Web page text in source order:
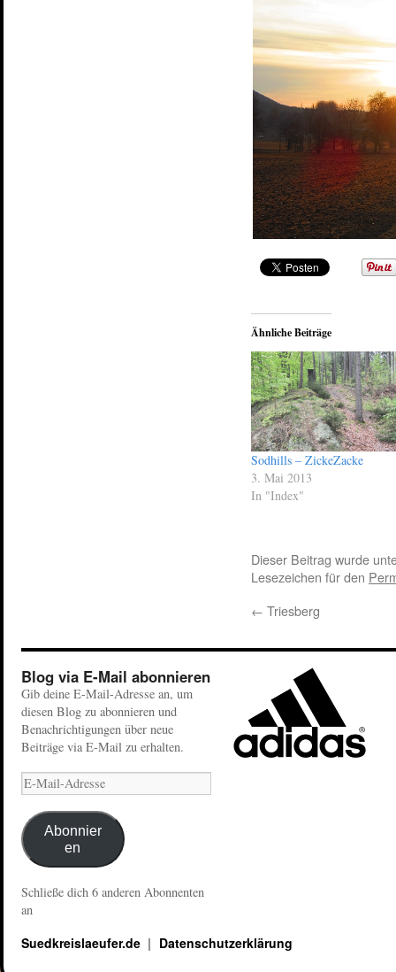
Ähnliche Beiträge
Sodhills – ZickeZacke
3. Mai 2013
In "Index"
Dieser Beitrag wurde
Lesezeichen für den
← Triesberg
Blog via E-Mail abonnieren
Gib deine E-Mail-Adresse an, um
diesen Blog zu abonnieren und
Benachrichtigungen über neue
Beiträge via E-Mail zu erhalten.
Abonnier
en
Schließe dich 6 anderen Abonnenten
an
Suedkreislaeufer.de Datenschutzerklärung